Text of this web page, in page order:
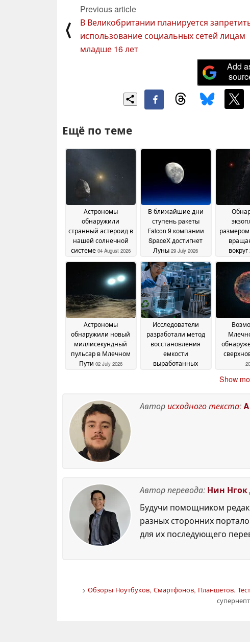
⟨
Previous article
В Великобритании планируется
использование социальных сетей лицам
младше 16 лет
Add
Ещё по теме
Астрономы
обнаружили
странный астероид в
нашей солнечной
системе 04 August 2026
В ближайшие дни
ступень ракеты
Falcon 9 компании
SpaceX достигнет
Луны 29 July 2026
Астрономы
обнаружили новый
миллисекундный
пульсар в Млечном
Пути 02 July 2026
Исследователи
разработали метод
восстановления
емкости
выработанных
Show
Авторисходного текста:
Автор перевода: Нин Нгок
Будучи помощником
разных сторонних
для их последующего
> Обзоры Ноутбуков, Смартфонов, Планшетов.